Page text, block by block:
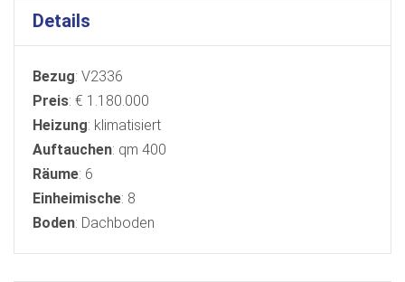
Details
Bezug: V2336
Preis: € 1.180.000
Heizung: klimatisiert
Auftauchen: qm 400
Räume: 6
Einheimische: 8
Boden: Dachboden